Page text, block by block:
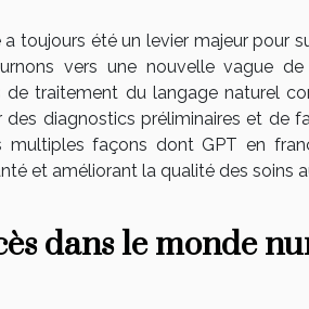
toujours été un levier majeur pour
vers une nouvelle vague
traitement du langage naturel
diagnostics préliminaires et de
façons dont GPT en
et améliorant la qualité des soins
dans le monde